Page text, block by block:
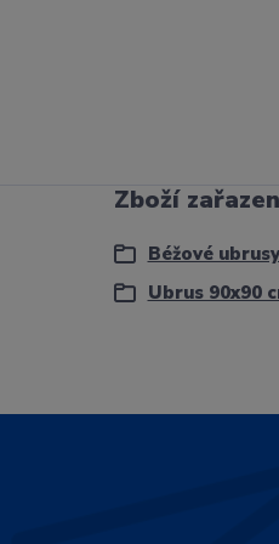
Zboží
Béžové ubrusy
Ubrus 90x90